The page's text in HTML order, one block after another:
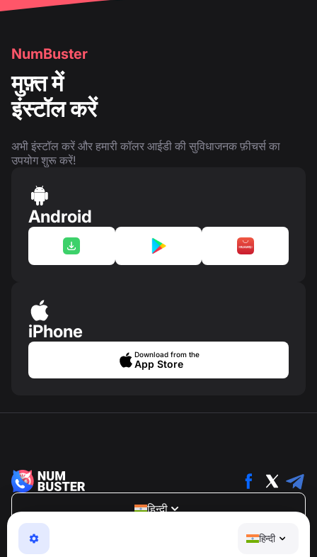
हिन्दी
NumBuster
मुफ़्त में
इंस्टॉल करें
अभी इंस्टॉल करें और हमारी कॉलर आईडी की सुविधाजनक फ़ीचर्स का
उपयोग शुरू करें!
Android
iPhone
Download from the
App Store
हिन्दी
NumBuster © 2013—2026 ·
support@numbuster.com
एक उपयोग में आसान ऐप जो आपको फोन घोटालों, स्पैम और अवांछित संदेशों